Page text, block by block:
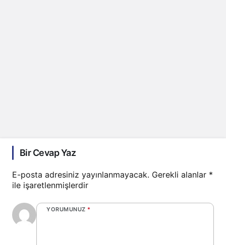
Bir Cevap Yaz
E-posta adresiniz yayınlanmayacak. Gerekli alanlar *
ile işaretlenmişlerdir
YORUMUNUZ *